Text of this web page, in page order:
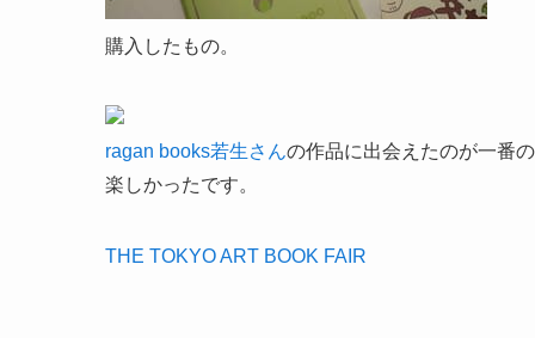
購入したもの。
ragan books若生さんの作品に出会えたのが一番の
楽しかったです。
THE TOKYO ART BOOK FAIR